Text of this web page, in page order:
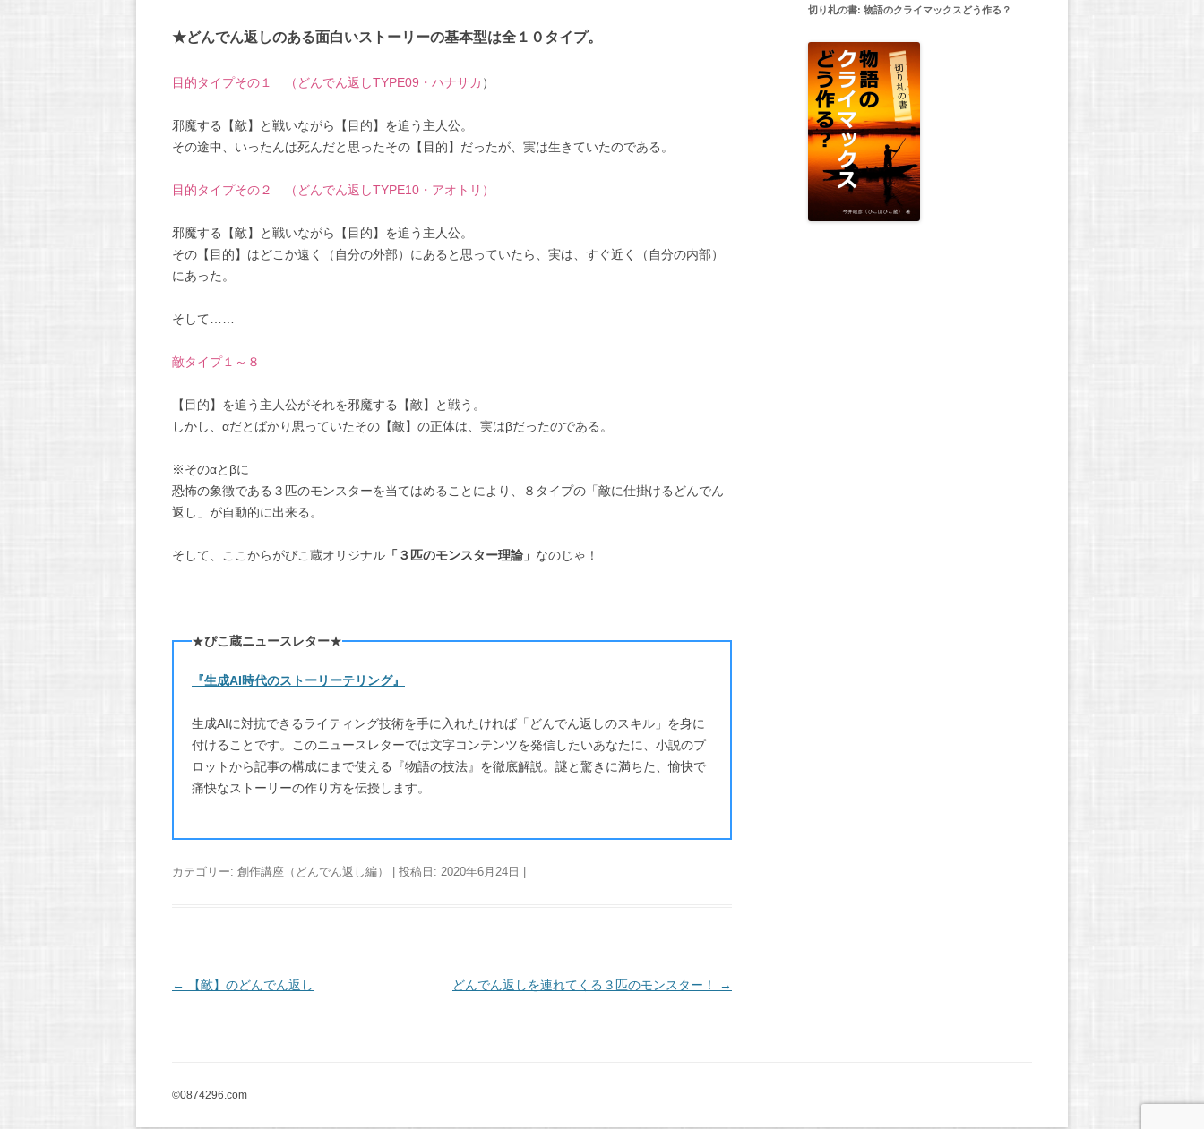
★どんでん返しのある面白いストーリーの基本型は全１０タイプ。
目的タイプその１ （どんでん返しTYPE09・ハナサカ ）
邪魔する【敵】と戦いながら【目的】を追う主人公。
その途中、いったんは死んだと思ったその【目的】だったが、実は生きていたのである。
目的タイプその２ （どんでん返しTYPE10・アオトリ）
邪魔する【敵】と戦いながら【目的】を追う主人公。
その【目的】はどこか遠く（自分の外部）にあると思っていたら、実は、すぐ近く（自分の内部）
にあった。
そして……
敵タイプ１～８
【目的】を追う主人公がそれを邪魔する【敵】と戦う。
しかし、αだとばかり思っていたその【敵】の正体は、実はβだったのである。
※そのαとβに
恐怖の象徴である３匹のモンスターを当てはめることにより、８タイプの「敵に仕掛けるどんでん
返し」が自動的に出来る。
そして、ここからがぴこ蔵オリジナル 「３匹のモンスター理論」 なのじゃ！
★ぴこ蔵ニュースレター★
『生成AI時代のストーリーテリング』
生成AIに対抗できるライティング技術を手に入れたければ「どんでん返しのスキル」を身に
付けることです。このニュースレターでは文字コンテンツを発信したいあなたに、小説のプ
ロットから記事の構成にまで使える『物語の技法』を徹底解説。謎と驚きに満ちた、愉快で
痛快なストーリーの作り方を伝授します。
カテゴリー: 創作講座（どんでん返し編） | 投稿日: 2020年6月24日
投
← 【敵】のどんでん返し どんでん返しを連れてくる３匹のモンスター！ →
切り札の書: 物語のクライマックスどう作る？
©0874296.com